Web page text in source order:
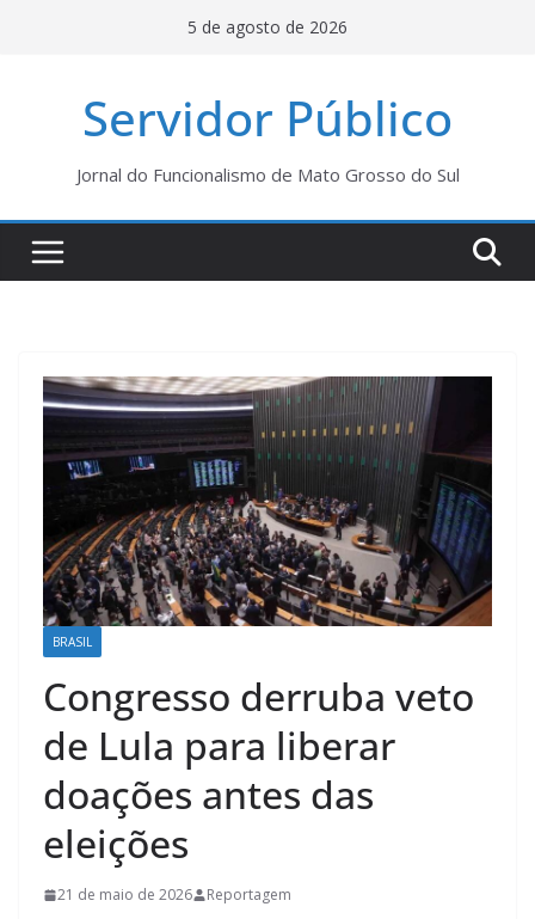
5 de agosto de 2026
Servidor Público
Jornal do Funcionalismo de Mato Grosso do Sul
BRASIL
Congresso derruba veto
de Lula para liberar
doações antes das
eleições
21 de maio de 2026 Reportagem